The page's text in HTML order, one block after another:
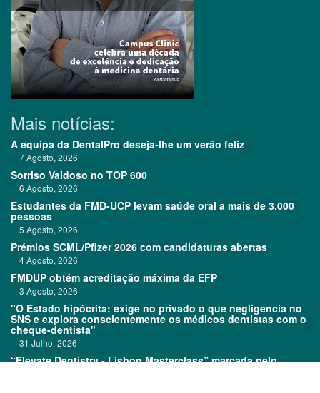
Mais notícias:
A equipa da DentalPro deseja-lhe um verão feliz
7 Agosto, 2026
Sorriso Vaidoso no TOP 600
6 Agosto, 2026
Estudantes da FMD-UCP levam saúde oral a mais de 3.000
pessoas
5 Agosto, 2026
Prémios SCML/Pfizer 2026 com candidaturas abertas
4 Agosto, 2026
FMDUP obtém acreditação máxima da EFP
3 Agosto, 2026
"O Estado hipócrita: exige no privado o que negligencia no
SNS e explora conscientemente os médicos dentistas com o
cheque-dentista"
31 Julho, 2026
“Elevate Dentistry - Lisbon Masterclass” marcada pelo